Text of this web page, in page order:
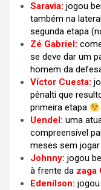
Saravia: jogou
também na
segunda etapa
Zé Gabriel:
se deve dar um
homem da
Víctor Cuesta:
pênalti que
primeira etapa
Uendel: uma
compreensível
meses sem
Johnny: jogou
à frente da zaga
Edenílson: